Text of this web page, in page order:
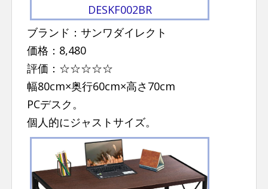
DESKF002BR
ブランド：サンワダイレクト
価格：8,480
評価：☆☆☆☆☆
幅80cm×奥行60cm×高さ70cm
PCデスク。
個人的にジャストサイズ。